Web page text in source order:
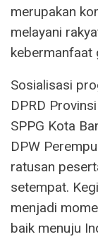
merupakan
melayani
kebermanfaat
Sosialisasi
DPRD
SPPG Kota
DPW
ratusan
setempat.
menjadi
baik menuju